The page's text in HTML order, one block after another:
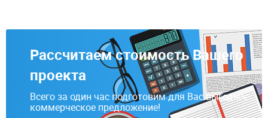
Рассчитаем стоимость Вашего
проекта
Всего за один час подготовим для Вас выгодное
коммерческое предложение!